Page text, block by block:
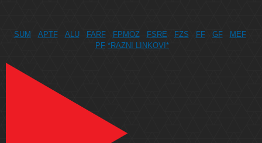
SUM APTF ALU FARF FPMOZ FSRE FZS FF GF
MEF
PF *RAZNI LINKOVI*